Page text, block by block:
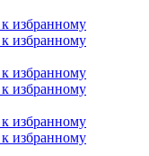
избранному
избранному
избранному
избранному
избранному
избранному